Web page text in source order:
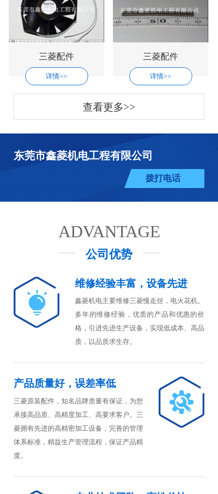
三菱配件
详情>>
三菱配件
详情>>
查看更多>>
东莞市鑫菱机电工程有限公司
拨打电话
ADVANTAGE
公司优势
维修经验丰富，设备先进
鑫菱机电主要维修三菱慢走丝，电火花机。
多年的维修经验，优质的产品和优惠的价
格，引进先进生产设备，实现低成本、高品
质，以品质求生存。
产品质量好，误差率低
三菱原装配件，知名品牌质量有保证，为您
承接高品质、高精度加工、高要求客户。三
菱拥有先进的高精密加工设备，完善的管理
体系标准，精益生产管理流程，保证产品精
度。